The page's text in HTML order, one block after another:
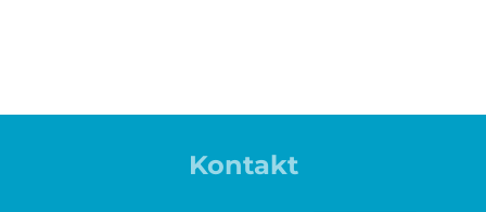
Gremien
Kontakt